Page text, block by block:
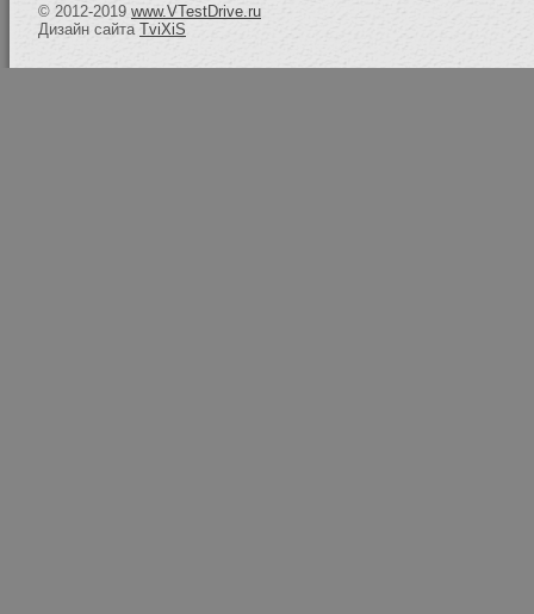
© 2012-2019 www.VTestDrive.ru
Дизайн сайта TviXiS